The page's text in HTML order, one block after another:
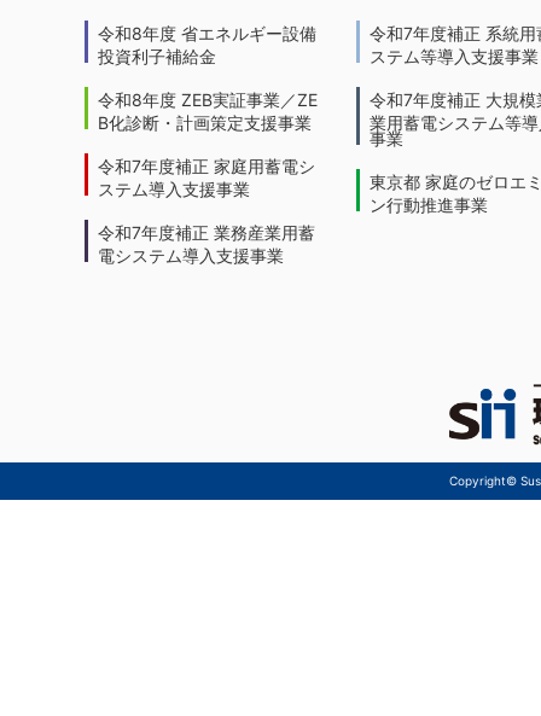
令和8年度 省エネルギー設備
投資利子補給金
令和8年度 ZEB実証事業／ZE
B化診断・計画策定支援事業
令和7年度補正 家庭用蓄電シ
ステム導入支援事業
令和7年度補正 業務産業用蓄
電システム導入支援事業
令和7年度補正 系統用
ステム等導入支援事業
令和7年度補正 大規模
業用蓄電システム等
事業
東京都 家庭のゼロエ
ン行動推進事業
Copyright©